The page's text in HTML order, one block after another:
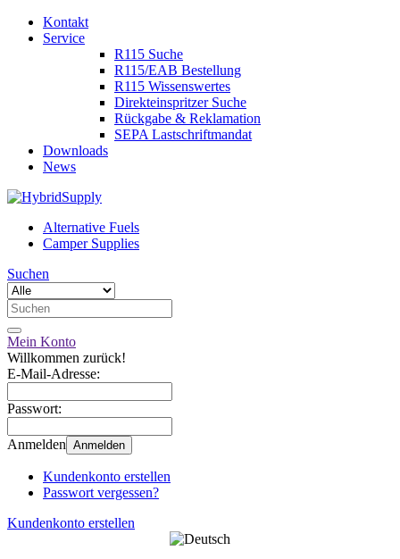
Kontakt
Service
R115 Suche
R115/EAB Bestellung
R115 Wissenswertes
Direkteinspritzer Suche
Rückgabe & Reklamation
SEPA Lastschriftmandat
Downloads
News
Alternative Fuels
Camper Supplies
Suchen
Mein Konto
Willkommen zurück!
E-Mail-Adresse:
Passwort:
Anmelden Anmelden
Kundenkonto erstellen
Passwort vergessen?
Kundenkonto erstellen